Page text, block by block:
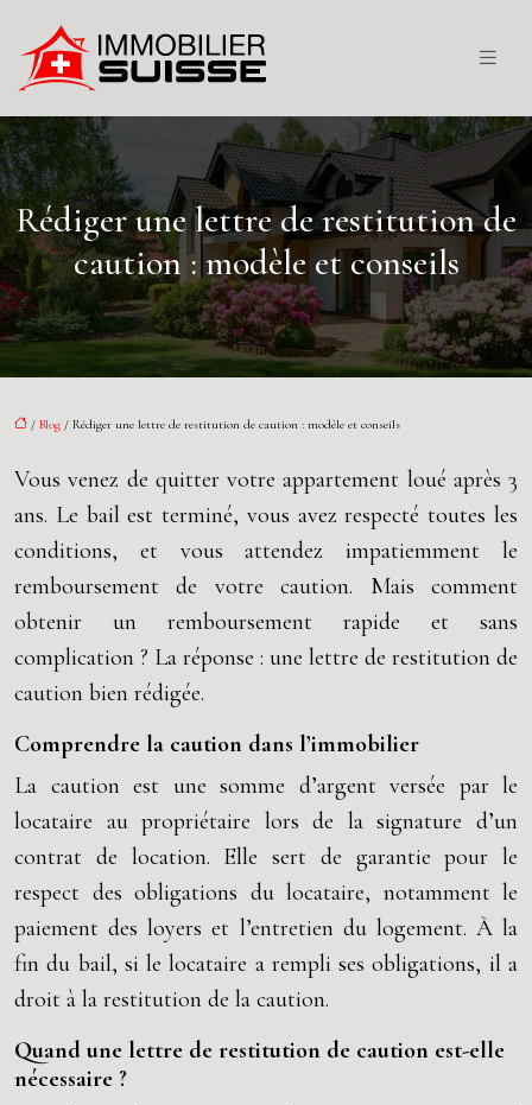
Rédiger une lettre de restitution de
caution : modèle et conseils
/ Blog / Rédiger une lettre de restitution de caution : modèle et conseils
Vous venez de quitter votre appartement loué après 3
ans. Le bail est terminé, vous avez respecté toutes les
conditions, et vous attendez impatiemment le
remboursement de votre caution. Mais comment
obtenir un remboursement rapide et sans
complication ? La réponse : une lettre de restitution de
caution bien rédigée.
Comprendre la caution dans l’immobilier
La caution est une somme d’argent versée par le
locataire au propriétaire lors de la signature d’un
contrat de location. Elle sert de garantie pour le
respect des obligations du locataire, notamment le
paiement des loyers et l’entretien du logement. À la
fin du bail, si le locataire a rempli ses obligations, il a
droit à la restitution de la caution.
Quand une lettre de restitution de caution est-elle
nécessaire ?